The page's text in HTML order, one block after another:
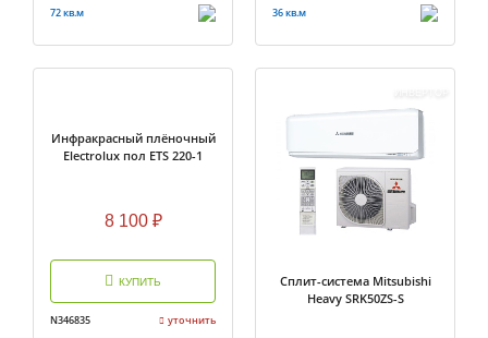
72 кв.м 36 кв.м
Инфракрасный плёночный
Electrolux пол ETS 220-1
8 100₽
КУПИТЬ
N346835 уточнить
Сплит-система Mitsubishi
Heavy SRK50ZS-S